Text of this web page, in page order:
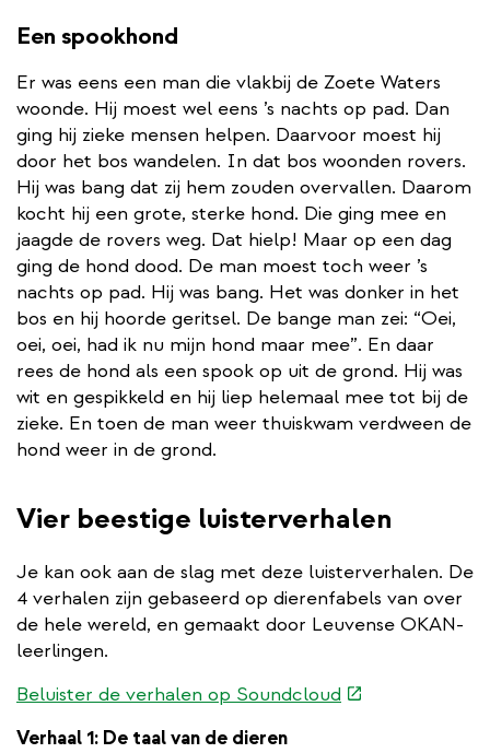
Een spookhond
Er was eens een man die vlakbij de Zoete Waters
woonde. Hij moest wel eens ’s nachts op pad. Dan
ging hij zieke mensen helpen. Daarvoor moest hij
door het bos wandelen. In dat bos woonden rovers.
Hij was bang dat zij hem zouden overvallen. Daarom
kocht hij een grote, sterke hond. Die ging mee en
jaagde de rovers weg. Dat hielp! Maar op een dag
ging de hond dood. De man moest toch weer ’s
nachts op pad. Hij was bang. Het was donker in het
bos en hij hoorde geritsel. De bange man zei: “Oei,
oei, oei, had ik nu mijn hond maar mee”. En daar
rees de hond als een spook op uit de grond. Hij was
wit en gespikkeld en hij liep helemaal mee tot bij de
zieke. En toen de man weer thuiskwam verdween de
hond weer in de grond.
Vier beestige luisterverhalen
Je kan ook aan de slag met deze luisterverhalen. De
4 verhalen zijn gebaseerd op dierenfabels van over
de hele wereld, en gemaakt door Leuvense OKAN-
leerlingen.
Beluister de verhalen op Soundcloud (externe
Verhaal 1: De taal van de dieren